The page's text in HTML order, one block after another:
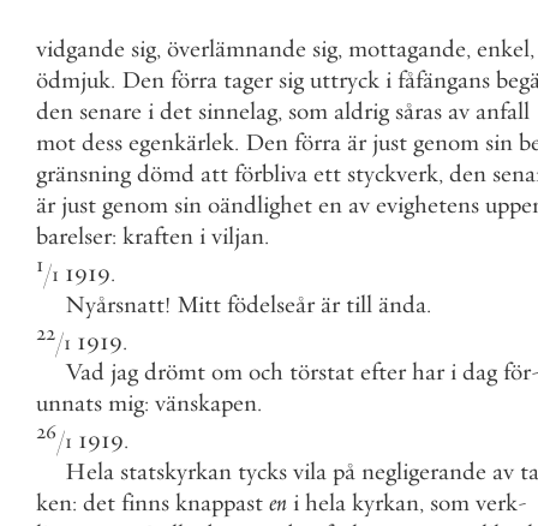
vidgande sig, överlämnande sig, mottagande, enkel,
ödmjuk. Den förra tager sig uttryck i fåfängans
den senare i det sinnelag, som aldrig såras av anfall
mot dess egenkärlek. Den förra är just genom sin
gränsning dömd att förbliva ett styckverk, den
är just genom sin oändlighet en av evighetens
barelser: kraften i viljan.
1/1 1919.
Nyårsnatt! Mitt födelseår är till ända.
22/1 1919.
Vad jag drömt om och törstat efter har i dag för
unnats mig: vänskapen.
26/1 1919.
Hela statskyrkan tycks vila på negligerande av
ken: det finns knappast en i hela kyrkan, som verk-